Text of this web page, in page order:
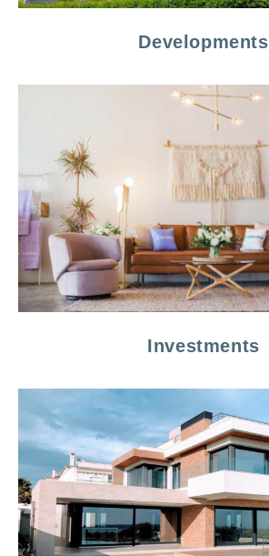
Developments
Investments